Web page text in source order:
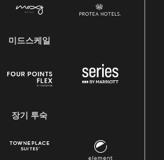
미드스케일
장기 투숙